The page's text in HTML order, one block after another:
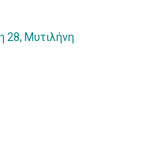
28, Μυτιλήνη